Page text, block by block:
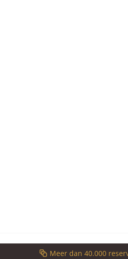
Meer dan 40.000